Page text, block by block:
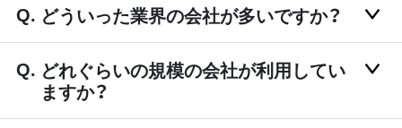
どういった業界の会社が多いですか？
どれぐらいの規模の会社が利用してい
ますか？